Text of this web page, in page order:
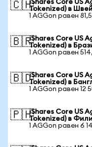
🇨🇭iShares Core US
Tokenized) в
1 AGGon равен
🇧🇷iShares Core US
Tokenized) в
1 AGGon равен
🇧🇩iShares Core US
Tokenized) в
1 AGGon равен 12
🇵🇭iShares Core US
Tokenized) в
1 AGGon равен 6